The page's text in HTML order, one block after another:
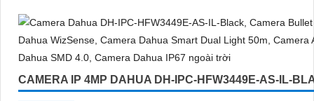
CAMERA IP 4MP DAHUA DH-IPC-HFW3449E-AS-IL-